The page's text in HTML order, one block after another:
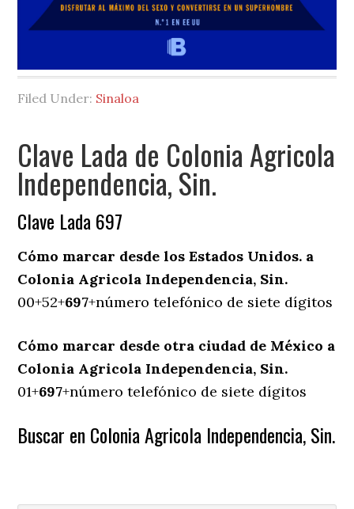
Filed Under: Sinaloa
Clave Lada de Colonia Agricola
Independencia, Sin.
Clave Lada 697
Cómo marcar desde los Estados Unidos. a
Colonia Agricola Independencia, Sin.
00+52+697+número telefónico de siete dígitos
Cómo marcar desde otra ciudad de México a
Colonia Agricola Independencia, Sin.
01+697+número telefónico de siete dígitos
Buscar en Colonia Agricola Independencia, Sin.